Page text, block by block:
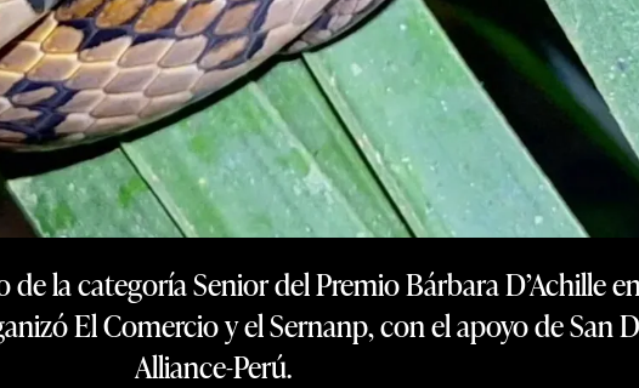
la categoría Senior del Premio Bárbara D’Achille
El Comercio y el Sernanp, con el apoyo de San
Alliance-Perú.